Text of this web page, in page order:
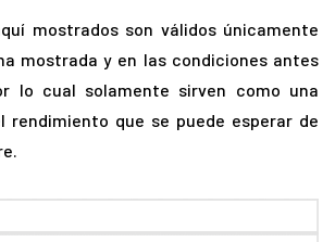
mostrados son válidos únicamente
mostrada y en las condiciones antes
lo cual solamente sirven como una
rendimiento que se puede esperar de